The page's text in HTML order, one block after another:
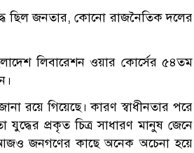
ছিল জনতার, কোনো রাজনৈতিক দলের
লিবারেশন ওয়ার কোর্সের ৫৪তম
রয়ে গিয়েছে। কারণ স্বাধীনতার পরে
যুদ্ধের প্রকৃত চিত্র সাধারণ মানুষ জেনে
আজও জনগণের কাছে অনেক অচেনা হয়ে